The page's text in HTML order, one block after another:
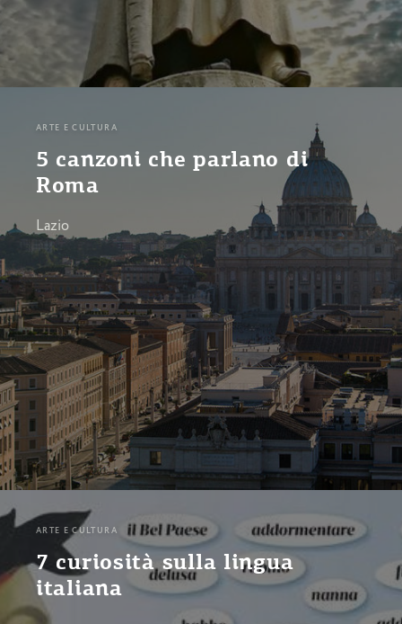
ARTE E CULTURA
5 canzoni che parlano di
Roma
Lazio
ARTE E CULTURA
7 curiosità sulla lingua
italiana